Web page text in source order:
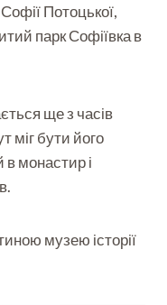
Потоцької,
парк Софіївка в
ще з часів
міг бути його
монастир і
музею історії